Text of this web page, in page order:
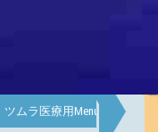
ツムラ医療用Menu